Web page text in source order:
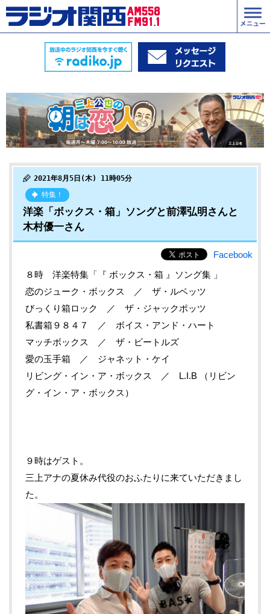
2021年8月5日(木) 11時05分
特集！
洋楽「ボックス・箱」ソングと前澤弘明さんと
木村優一さん
Facebook
８時 洋楽特集「『 ボックス・箱 』ソング集 」
恋のジューク・ボックス ／ ザ・ルベッツ
びっくり箱ロック ／ ザ・ジャックポッツ
私書箱９８４７ ／ ボイス・アンド・ハート
マッチボックス ／ ザ・ビートルズ
愛の玉手箱 ／ ジャネット・ケイ
リビング・イン・ア・ボックス ／ L.I.B （リビン
グ・イン・ア・ボックス）
９時はゲスト。
三上アナの夏休み代役のおふたりに来ていただきまし
た。